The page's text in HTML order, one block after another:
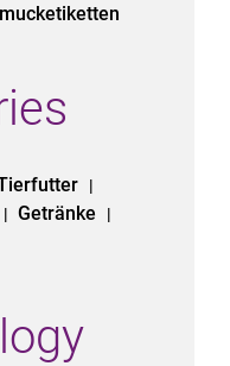
|
| Getränke |